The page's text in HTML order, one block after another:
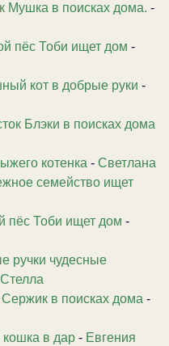
Мушка в поисках дома. -
пёс Тоби ищет дом -
кот в добрые руки -
Блэки в поисках дома
котенка - Светлана
семейство ищет
пёс Тоби ищет дом -
ручки чудесные
Стелла
Сержик в поисках дома -
кошка в дар - Евгения